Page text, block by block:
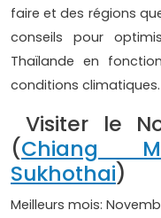
faire et des régions
conseils pour
Thaïlande en
conditions climatiques.
Visiter le
(Chiang
Sukhothai)
Meilleurs mois: